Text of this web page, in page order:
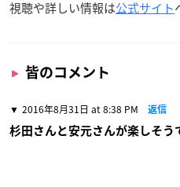
視聴や詳しい情報は公式サイト
皆のコメント
2016年8月31日 at 8:38 PM 返信
杉田さんと安元さんが楽しそ